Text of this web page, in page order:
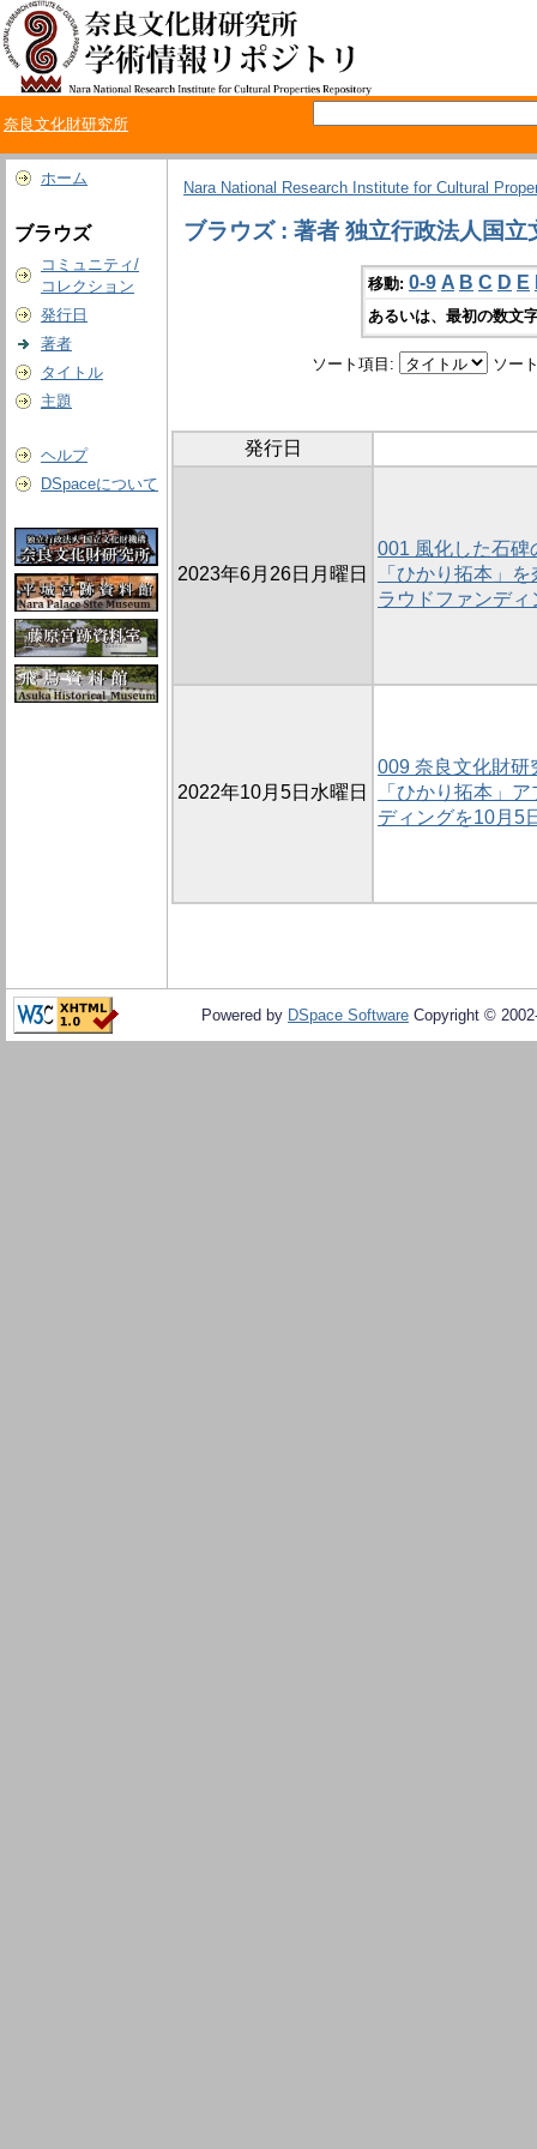
奈良文化財研究所
ホーム
ブラウズ
コミュニティ/
コレクション
発行日
著者
タイトル
主題
ヘルプ
DSpaceについて
Nara National Research Institute for Cultural
ブラウズ : 著者 独立行政法人国
移動: 0-9 A B C D E
あるいは、最初の数文
ソート項目: ソー
発行日
2023年6月26日月曜日
001 風化した石碑
「ひかり拓本」
ラウドファンデ
2022年10月5日水曜日
009 奈良文化財研
「ひかり拓本」
ディングを10月5
Powered by DSpace Software Copyright ©